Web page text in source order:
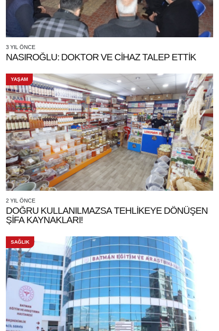
3 YIL ÖNCE
NASIROĞLU: DOKTOR VE CİHAZ TALEP ETTİK
YAŞAM
2 YIL ÖNCE
DOĞRU KULLANILMAZSA TEHLİKEYE DÖNÜŞEN
ŞİFA KAYNAKLARI!
SAĞLIK